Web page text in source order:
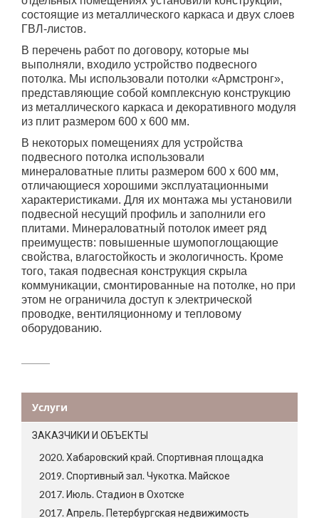
состоящие из металлического каркаса и двух слоев
ГВЛ-листов.
В перечень работ по договору, которые мы
выполняли, входило устройство подвесного
потолка. Мы использовали потолки «Армстронг»,
представляющие собой комплексную конструкцию
из металлического каркаса и декоративного модуля
из плит размером 600 х 600 мм.
В некоторых помещениях для устройства
подвесного потолка использовали
минераловатные плиты размером 600 х 600 мм,
отличающиеся хорошими эксплуатационными
характеристиками. Для их монтажа мы установили
подвесной несущий профиль и заполнили его
плитами. Минераловатный потолок имеет ряд
преимуществ: повышенные шумопоглощающие
свойства, влагостойкость и экологичность. Кроме
того, такая подвесная конструкция скрыла
коммуникации, смонтированные на потолке, но при
этом не ограничила доступ к электрической
проводке, вентиляционному и тепловому
оборудованию.
Услуги
ЗАКАЗЧИКИ И ОБЪЕКТЫ
2020. Хабаровский край. Спортивная площадка
2019. Спортивный зал. Чукотка. Майское
2017. Июль. Стадион в Охотске
2017. Апрель. Петербургская недвижимость